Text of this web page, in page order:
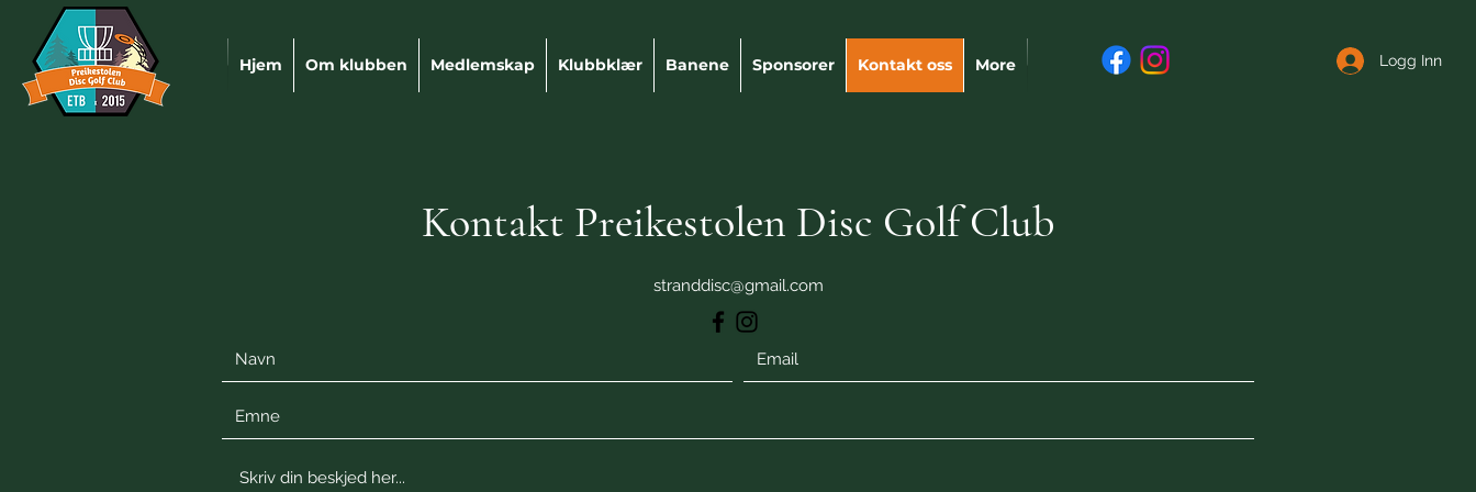
Hjem Om klubben Medlemskap Klubbklær Banene Sponsorer Kontakt oss More Logg Inn
Kontakt Preikestolen Disc Golf Club
stranddisc@gmail.com